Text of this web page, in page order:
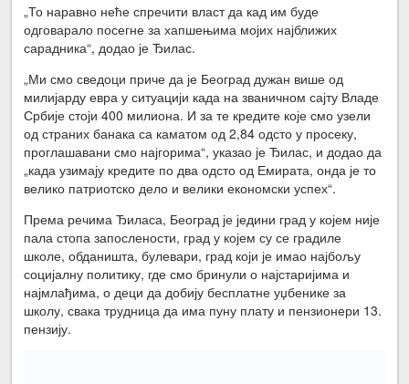
„То наравно неће спречити власт да кад им буде
одговарало посегне за хапшењима мојих најближих
сарадника“, додао је Ђилас.
„Ми смо сведоци приче да је Београд дужан више од
милијарду евра у ситуацији када на званичном сајту Владе
Србије стоји 400 милиона. И за те кредите које смо узели
од страних банака са каматом од 2,84 одсто у просеку,
проглашавани смо најгорима“, указао је Ђилас, и додао да
„када узимају кредите по два одсто од Емирата, онда је то
велико патриотско дело и велики економски успех“.
Према речима Ђиласа, Београд је једини град у којем није
пала стопа запослености, град у којем су се градиле
школе, обданишта, булевари, град који је имао најбољу
социјалну политику, где смо бринули о најстаријима и
најмлађима, о деци да добију бесплатне уџбенике за
школу, свака трудница да има пуну плату и пензионери 13.
пензију.